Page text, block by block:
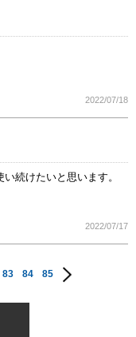
2022/07/18
続けたいと思います。
2022/07/17
83 84 85